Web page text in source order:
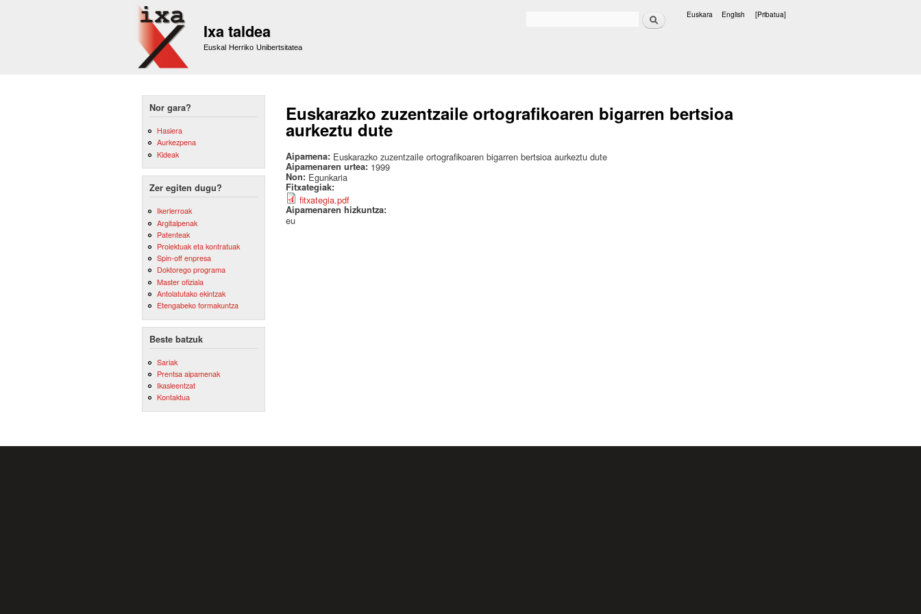
Ixa taldea
Euskal Herriko Unibertsitatea
Bilatu Euskara English [Pribatua]
Nor gara?
Hasiera
Aurkezpena
Kideak
Zer egiten dugu?
Ikerlerroak
Argitalpenak
Patenteak
Proiektuak eta kontratuak
Spin-off enpresa
Doktorego programa
Master ofiziala
Antolatutako ekintzak
Etengabeko formakuntza
Beste batzuk
Sariak
Prentsa aipamenak
Ikasleentzat
Kontaktua
Euskarazko zuzentzaile ortografikoaren bigarren bertsioa
aurkeztu dute
Aipamena: Euskarazko zuzentzaile ortografikoaren bigarren bertsioa aurkeztu dute
Aipamenaren urtea: 1999
Non: Egunkaria
Fitxategiak:
fitxategia.pdf
Aipamenaren hizkuntza:
eu